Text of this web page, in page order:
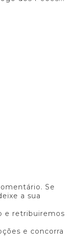
Se
a sua
e retribuiremos
e concorra